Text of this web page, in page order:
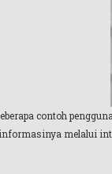
contoh
melalui